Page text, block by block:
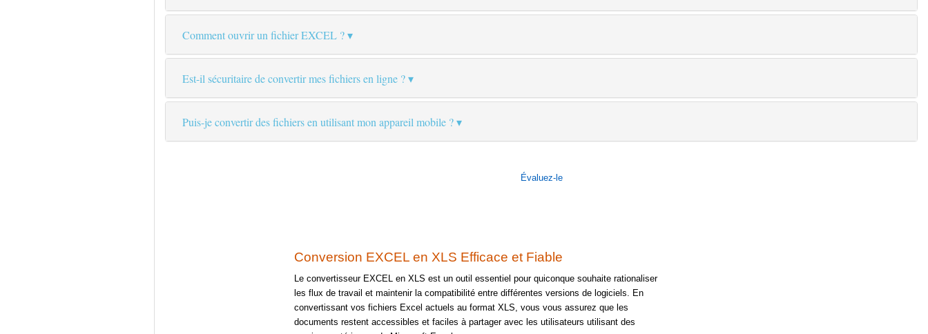
Comment ouvrir un fichier EXCEL ?
Est-il sécuritaire de convertir mes fichiers en ligne ?
Puis-je convertir des fichiers en utilisant mon appareil mobile ?
Évaluez-le
Conversion EXCEL en XLS Efficace et Fiable
Le convertisseur EXCEL en XLS est un outil essentiel pour quiconque souhaite rationaliser
les flux de travail et maintenir la compatibilité entre différentes versions de logiciels. En
convertissant vos fichiers Excel actuels au format XLS, vous vous assurez que les
documents restent accessibles et faciles à partager avec les utilisateurs utilisant des